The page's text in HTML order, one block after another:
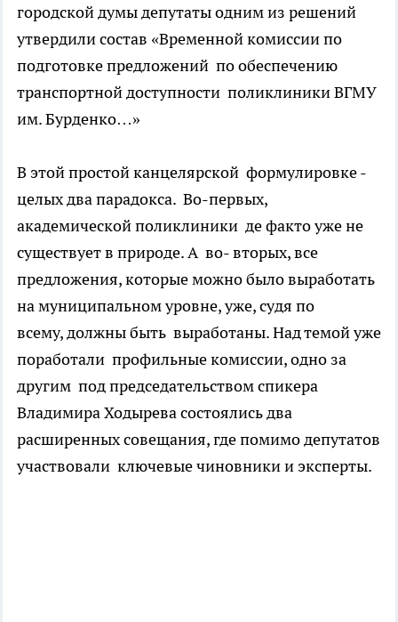
городской думы депутаты одним из решений
утвердили состав «Временной комиссии по
подготовке предложений по обеспечению
транспортной доступности поликлиники ВГМУ
им. Бурденко…»
В этой простой канцелярской формулировке -
целых два парадокса. Во-первых,
академической поликлиники де факто уже не
существует в природе. А во- вторых, все
предложения, которые можно было выработать
на муниципальном уровне, уже, судя по
всему, должны быть выработаны. Над темой уже
поработали профильные комиссии, одно за
другим под председательством спикера
Владимира Ходырева состоялись два
расширенных совещания, где помимо депутатов
участвовали ключевые чиновники и эксперты.